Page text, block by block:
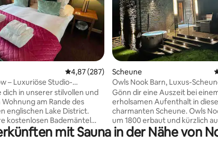
4,95 von 5, 101 Bewertungen
Durchschnittliche Bewertung: 4,87 von 5,
4,87 (287)
– Luxuriöse Studio-
dich in unserer stilvollen und
am Rande des
englischen Lake District.
kostenlosen Bademäntel
an, um den Pool, die
den Whirlpool in der Freizeit-
Scheune
Owls Nook Barn, Luxus-
Whirlpool und Sauna
Gönn dir eine Auszeit bei
erholsamen Aufenthalt in
charmanten Scheune. Owls
um 1800 erbaut und kürzlich
Niveau umgebaut und
historische Merkmale mit
mit Sauna in der Nähe von